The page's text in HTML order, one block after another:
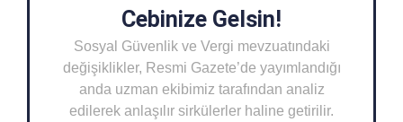
Cebinize Gelsin!
Sosyal Güvenlik ve Vergi mevzuatındaki
değişiklikler, Resmi Gazete’de yayımlandığı
anda uzman ekibimiz tarafından analiz
edilerek anlaşılır sirkülerler haline getirilir.